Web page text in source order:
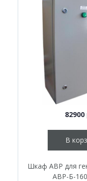
82900
В
Шкаф АВР для
АВР-Б-